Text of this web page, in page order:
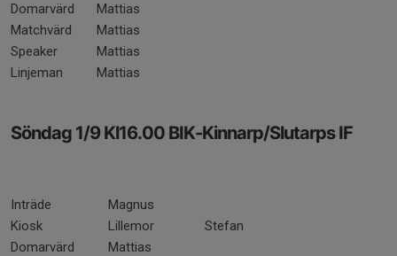
Domarvärd
Mattias
Matchvärd
Mattias
Speaker
Mattias
Linjeman
Mattias
Söndag 1/9 Kl16.00 BIK-Kinnarp/Slutarps IF
Inträde
Magnus
Kiosk
Lillemor
Stefan
Domarvärd
Mattias